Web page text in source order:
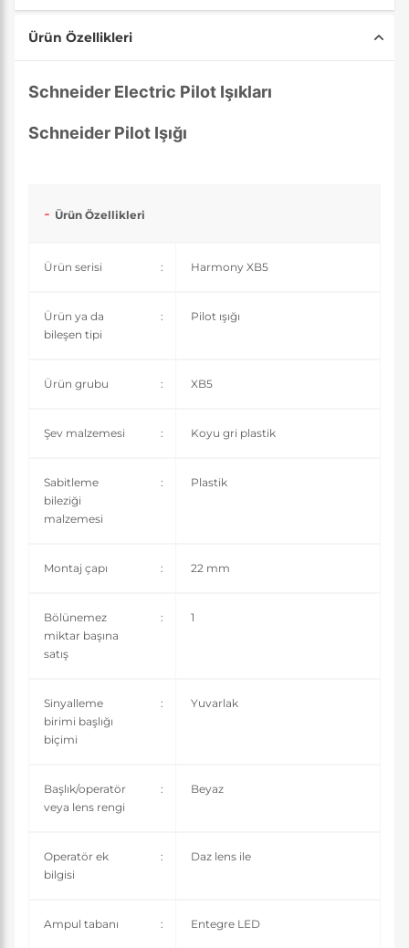
Ürün Özellikleri
Schneider Electric Pilot Işıkları
Schneider Pilot Işığı
Ürün Özellikleri
Ürün serisi : Harmony XB5
Ürün ya da
bileşen tipi
: Pilot ışığı
Ürün grubu : XB5
Şev malzemesi : Koyu gri plastik
Sabitleme
bileziği
malzemesi
: Plastik
Montaj çapı : 22 mm
Bölünemez
miktar başına
satış
: 1
Sinyalleme
birimi başlığı
biçimi
: Yuvarlak
Başlık/operatör
veya lens rengi
: Beyaz
Operatör ek
bilgisi
: Daz lens ile
Ampul tabanı : Entegre LED